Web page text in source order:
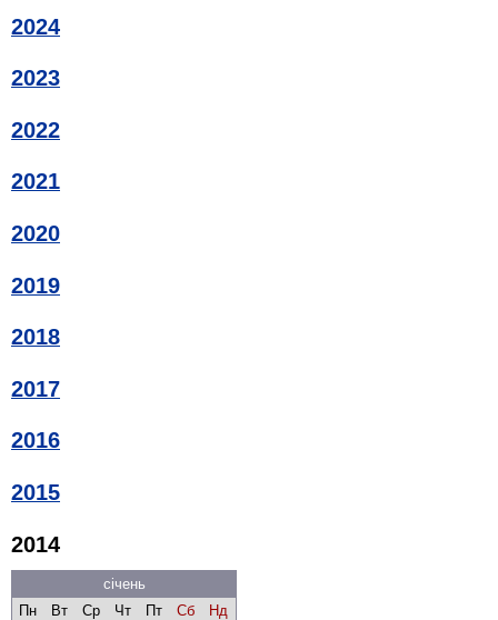
2024
2023
2022
2021
2020
2019
2018
2017
2016
2015
2014
січень
Пн
Вт Ср Чт Пт Сб
Нд